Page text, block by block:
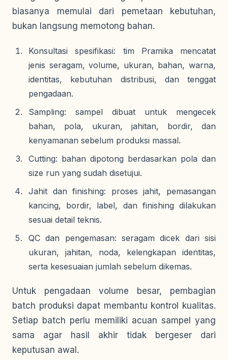
biasanya memulai dari pemetaan kebutuhan,
bukan langsung memotong bahan.
Konsultasi spesifikasi: tim Pramika mencatat
jenis seragam, volume, ukuran, bahan, warna,
identitas, kebutuhan distribusi, dan tenggat
pengadaan.
Sampling: sampel dibuat untuk mengecek
bahan, pola, ukuran, jahitan, bordir, dan
kenyamanan sebelum produksi massal.
Cutting: bahan dipotong berdasarkan pola dan
size run yang sudah disetujui.
Jahit dan finishing: proses jahit, pemasangan
kancing, bordir, label, dan finishing dilakukan
sesuai detail teknis.
QC dan pengemasan: seragam dicek dari sisi
ukuran, jahitan, noda, kelengkapan identitas,
serta kesesuaian jumlah sebelum dikemas.
Untuk pengadaan volume besar, pembagian
batch produksi dapat membantu kontrol kualitas.
Setiap batch perlu memiliki acuan sampel yang
sama agar hasil akhir tidak bergeser dari
keputusan awal.